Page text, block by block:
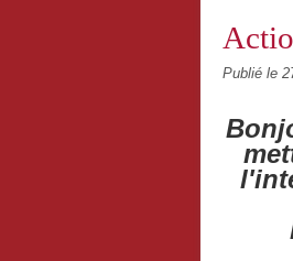
Publié le